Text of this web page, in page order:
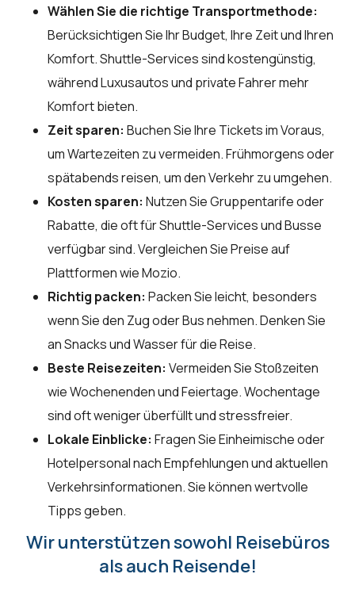
Wählen Sie die richtige Transportmethode:
Berücksichtigen Sie Ihr Budget, Ihre Zeit und Ihren
Komfort. Shuttle-Services sind kostengünstig,
während Luxusautos und private Fahrer mehr
Komfort bieten.
Zeit sparen: Buchen Sie Ihre Tickets im Voraus,
um Wartezeiten zu vermeiden. Frühmorgens oder
spätabends reisen, um den Verkehr zu umgehen.
Kosten sparen: Nutzen Sie Gruppentarife oder
Rabatte, die oft für Shuttle-Services und Busse
verfügbar sind. Vergleichen Sie Preise auf
Plattformen wie Mozio.
Richtig packen: Packen Sie leicht, besonders
wenn Sie den Zug oder Bus nehmen. Denken Sie
an Snacks und Wasser für die Reise.
Beste Reisezeiten: Vermeiden Sie Stoßzeiten
wie Wochenenden und Feiertage. Wochentage
sind oft weniger überfüllt und stressfreier.
Lokale Einblicke: Fragen Sie Einheimische oder
Hotelpersonal nach Empfehlungen und aktuellen
Verkehrsinformationen. Sie können wertvolle
Tipps geben.
Wir unterstützen sowohl Reisebüros
als auch Reisende!